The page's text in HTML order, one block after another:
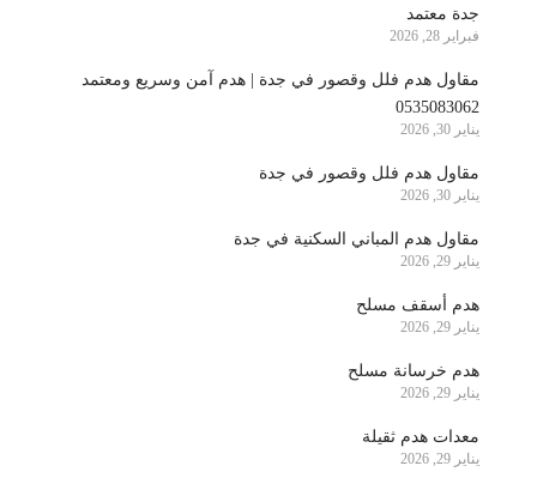
جدة معتمد
فبراير 28, 2026
مقاول هدم فلل وقصور في جدة | هدم آمن وسريع ومعتمد
0535083062
يناير 30, 2026
مقاول هدم فلل وقصور في جدة
يناير 30, 2026
مقاول هدم المباني السكنية في جدة
يناير 29, 2026
هدم أسقف مسلح
يناير 29, 2026
هدم خرسانة مسلح
يناير 29, 2026
معدات هدم ثقيلة
يناير 29, 2026